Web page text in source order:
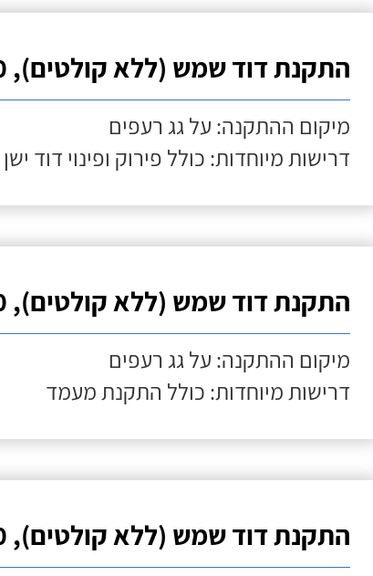
התקנת דוד שמש (ללא קולטים), 120 ליטר
מיקום ההתקנה: על גג רעפים
דרישות מיוחדות: כולל פירוק ופינוי דוד ישן
התקנת דוד שמש (ללא קולטים), 120 ליטר
מיקום ההתקנה: על גג רעפים
דרישות מיוחדות: כולל התקנת מעמד
התקנת דוד שמש (ללא קולטים), 150 ליטר